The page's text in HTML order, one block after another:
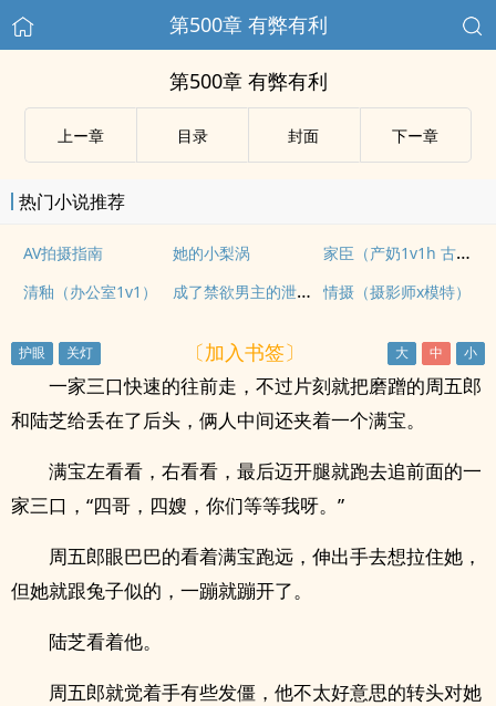
第500章 有弊有利
第500章 有弊有利
上ー章 目录 封面 下ー章
热门小说推荐
AV拍摄指南 她的小梨涡 家臣（产奶1v1h 古言）
清釉（办公室1v1） 成了禁欲男主的泄欲对象 情摄（摄影师x模特）
〔加入书签〕
一家三口快速的往前走，不过片刻就把磨蹭的周五郎
和陆芝给丢在了后头，俩人中间还夹着一个满宝。
满宝左看看，右看看，最后迈开腿就跑去追前面的一
家三口，“四哥，四嫂，你们等等我呀。”
周五郎眼巴巴的看着满宝跑远，伸出手去想拉住她，
但她就跟兔子似的，一蹦就蹦开了。
陆芝看着他。
周五郎就觉着手有些发僵，他不太好意思的转头对她